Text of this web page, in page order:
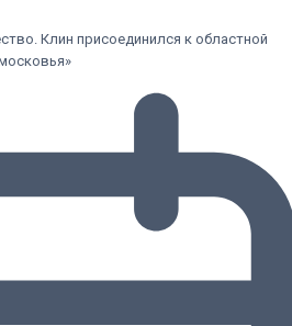
Клин присоединился к областной